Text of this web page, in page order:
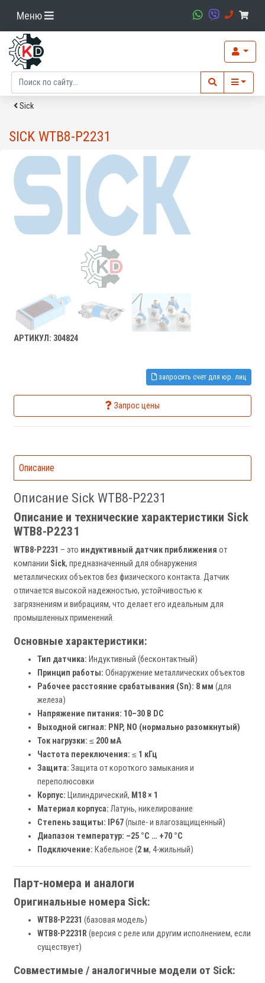
Меню
Sick
SICK WTB8-P2231
АРТИКУЛ: 304824
запросить счет для юр. лиц
Запрос цены
Описание
Описание Sick WTB8-P2231
Описание и технические характеристики Sick
WTB8-P2231
WTB8-P2231 – это индуктивный датчик приближения от
компании Sick, предназначенный для обнаружения
металлических объектов без физического контакта. Датчик
отличается высокой надежностью, устойчивостью к
загрязнениям и вибрациям, что делает его идеальным для
промышленных применений.
Основные характеристики:
Тип датчика: Индуктивный (бесконтактный)
Принцип работы: Обнаружение металлических объектов
Рабочее расстояние срабатывания (Sn): 8 мм (для
железа)
Напряжение питания: 10–30 В DC
Выходной сигнал: PNP, NO (нормально разомкнутый)
Ток нагрузки: ≤ 200 мА
Частота переключения: ≤ 1 кГц
Защита: Защита от короткого замыкания и
переполюсовки
Корпус: Цилиндрический, M18 × 1
Материал корпуса: Латунь, никелирование
Степень защиты:
IP67(пыле- и влагозащищенный)
Диапазон температур: –25 °C … +70 °C
Подключение: Кабельное (2 м, 4-жильный)
Парт-номера и аналоги
Оригинальные номера Sick:
WTB8-P2231 (базовая модель)
WTB8-P2231R (версия с реле или другим исполнением, если
существует)
Совместимые / аналогичные модели от Sick: